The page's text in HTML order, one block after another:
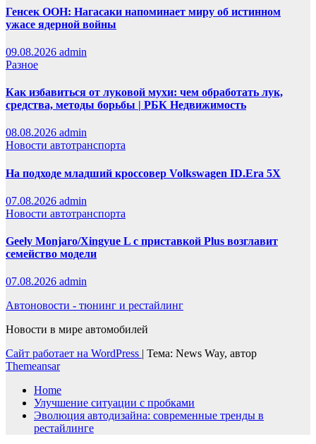
Генсек ООН: Нагасаки напоминает миру об истинном
ужасе ядерной войны
09.08.2026 admin
Разное
Как избавиться от луковой мухи: чем обработать лук,
средства, методы борьбы | РБК Недвижимость
08.08.2026 admin
Новости автотранспорта
На подходе младший кроссовер Volkswagen ID.Era 5X
07.08.2026 admin
Новости автотранспорта
Geely Monjaro/Xingyue L с приставкой Plus возглавит
семейство модели
07.08.2026 admin
Автоновости - тюнинг и рестайлинг
Новости в мире автомобилей
Сайт работает на WordPress | Тема: News Way, автор
Themeansar
Home
Улучшение ситуации с пробками
Эволюция автодизайна: современные тренды в
рестайлинге